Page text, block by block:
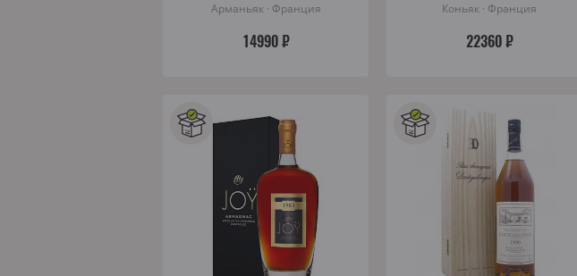
Арманьяк · Франция
14990 ₽
Коньяк · Франция
22360 ₽